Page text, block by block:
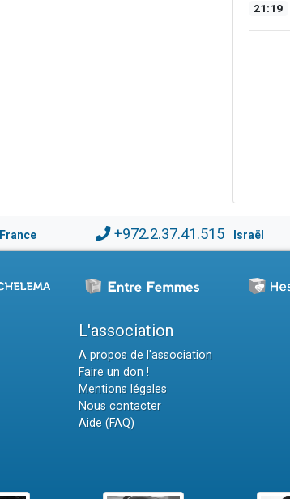
21:19
France +972.2.37.41.515 Israël
L'association
A propos de l'association
Faire un don !
Mentions légales
Nous contacter
Aide (FAQ)